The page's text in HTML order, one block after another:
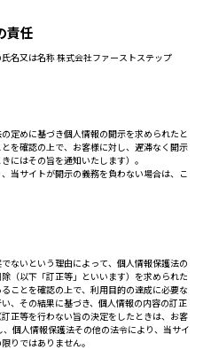
責任
名又は名称 株式会社ファーストステップ
定めに基づき個人情報の開示を求められたと
を確認の上で、お客様に対し、遅滞なく開示
にはその旨を通知いたします）。
当サイトが開示の義務を負わない場合は、こ
ないという理由によって、個人情報保護法の
（以下「訂正等」といいます）を求められた
ことを確認の上で、利用目的の達成に必要な
、その結果に基づき、個人情報の内容の訂正
正等を行わない旨の決定をしたときは、お客
個人情報保護法その他の法令により、当サイ
りではありません。